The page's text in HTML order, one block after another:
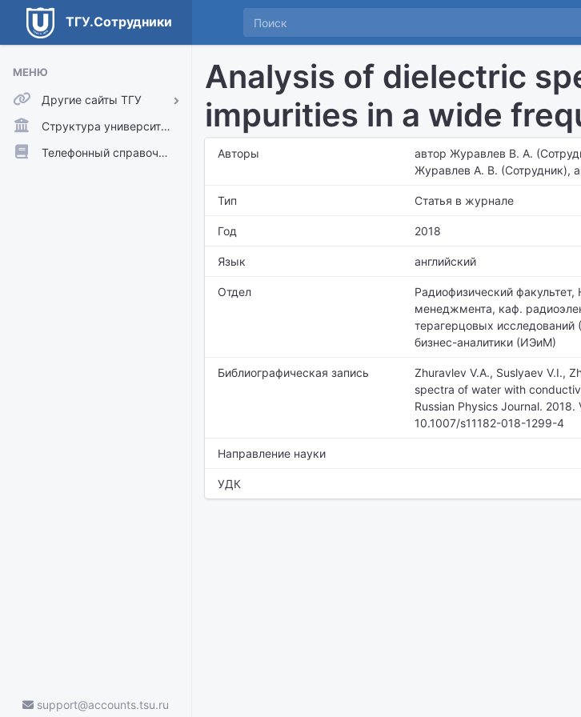
ТГУ.Сотрудники
МЕНЮ
Другие сайты ТГУ
ТГУ.Аккаунты
ТГУ.Расписание
Структура университета
Телефонный справочник
support@accounts.tsu.ru
Analysis of dielectric
impurities in a wide
Авторы
автор Журавлев В. А.
Журавлев А. В. (Сотрудник),
Тип Статья в журнале
Год 2018
Язык английский
Отдел
Радиофизический
менеджмента, каф.
терагерцовых
бизнес-аналитики (ИЭиМ)
Библиографическая запись
Zhuravlev V.A., Suslyaev V.I.,
spectra of water with
Russian Physics Journal.
10.1007/s11182-018-1299-4
Направление науки
УДК